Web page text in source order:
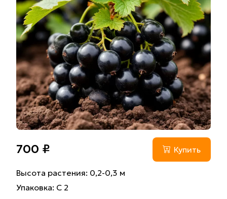
700 ₽ Купить
Высота растения: 0,2-0,3 м
Упаковка: С 2